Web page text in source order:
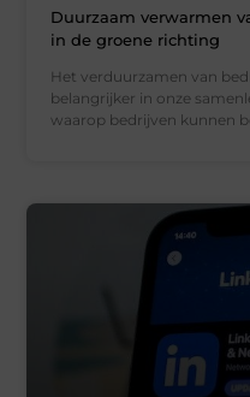
Duurzaam verwarmen
in de groene richting
Het verduurzamen van
belangrijker in onze
waarop bedrijven kunnen